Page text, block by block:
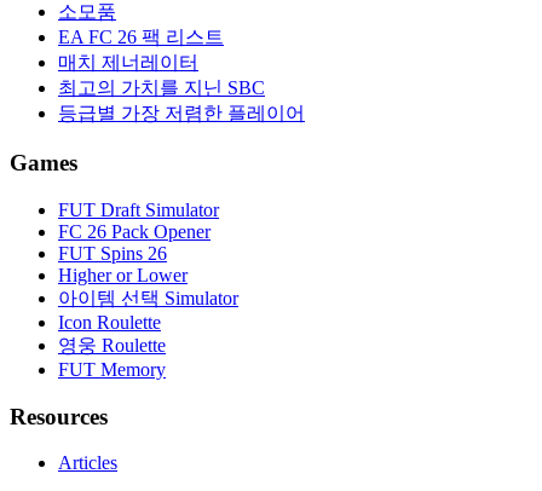
소모품
EA FC 26 팩 리스트
매치 제너레이터
최고의 가치를 지닌 SBC
등급별 가장 저렴한 플레이어
Games
FUT Draft Simulator
FC 26 Pack Opener
FUT Spins 26
Higher or Lower
아이템 선택 Simulator
Icon Roulette
영웅 Roulette
FUT Memory
Resources
Articles